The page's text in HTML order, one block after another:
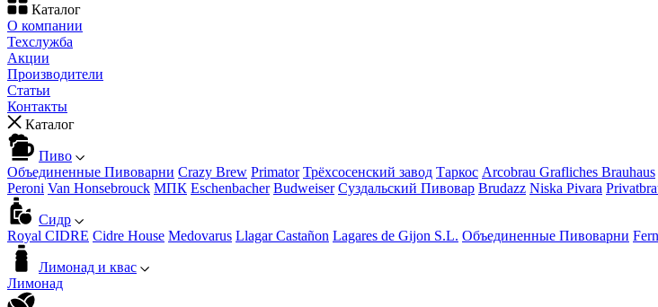
Каталог
О компании
Техслужба
Акции
Производители
Статьи
Контакты
Каталог
Пиво
Объединенные Пивоварни Crazy Brew Primator Трёхсосенский завод Таркос Arcobrau Grafliches Brauhaus
Peroni Van Honsebrouck МПК Eschenbacher Budweiser Суздальский Пивовар Brudazz Niska Pivara
Сидр
Royal CIDRE Cidre House Medovarus Llagar Castañon Lagares de Gijon S.L. Объединенные Пивоварни Fern
Лимонад и квас
Лимонад